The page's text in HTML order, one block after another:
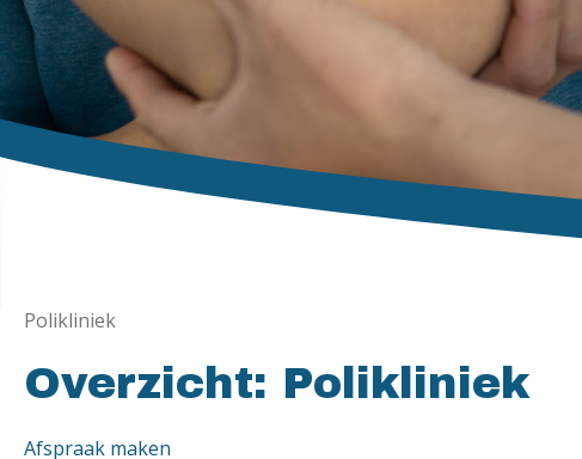
Polikliniek
Overzicht: Polikliniek
Afspraak maken